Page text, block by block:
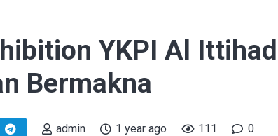
YKPI Al
Bermakna
admin 1 year ago 111 0